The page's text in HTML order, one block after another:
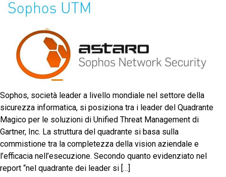
Sophos, società leader a livello mondiale nel settore della
sicurezza informatica, si posiziona tra i leader del Quadrante
Magico per le soluzioni di Unified Threat Management di
Gartner, Inc. La struttura del quadrante si basa sulla
commistione tra la completezza della vision aziendale e
l’efficacia nell’esecuzione. Secondo quanto evidenziato nel
report “nel quadrante dei leader si […]